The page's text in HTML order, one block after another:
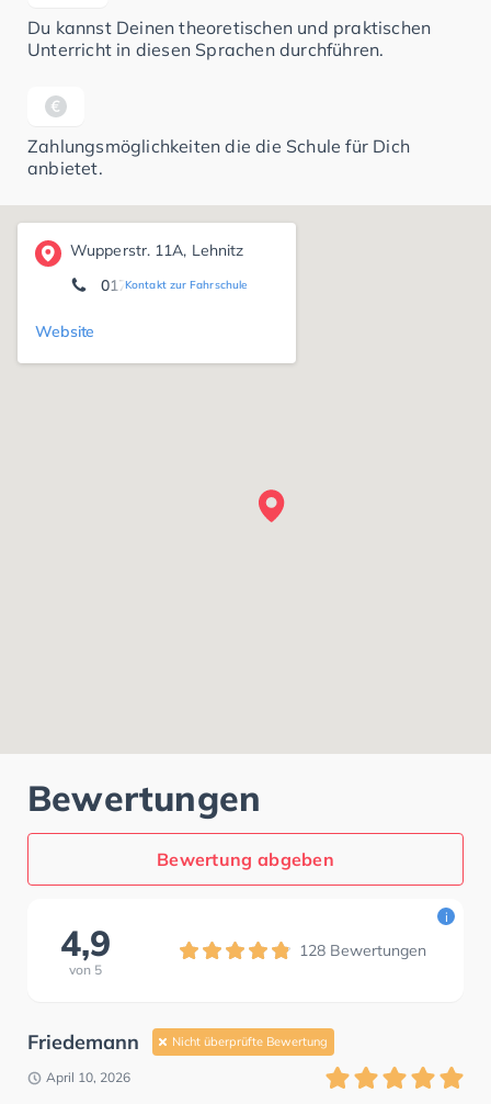
Du kannst Deinen theoretischen und praktischen
Unterricht in diesen Sprachen durchführen.
Zahlungsmöglichkeiten die die Schule für Dich
anbietet.
Wupperstr. 11A, Lehnitz
Kontakt zur Fahrschule
0172 7 25 75 38
Website
Bewertungen
Bewertung abgeben
4,9
von 5
128 Bewertungen
i
Friedemann Nicht überprüfte Bewertung
April 10, 2026